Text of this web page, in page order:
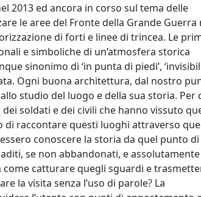
2013 ed ancora in corso sul tema delle
le aree del Fronte della Grande Guerra
di forti e linee di trincea. Le
e simboliche di un’atmosfera storica
sinonimo di ‘in punta di piedi’,
Ogni buona architettura, dal nostro
studio del luogo e della sua storia. Per
soldati e dei civili che hanno vissuto
di raccontare questi luoghi attraverso
conoscere la storia da quel punto di
se non abbandonati, e assolutamente
catturare quegli sguardi e
la visita senza l’uso di parole? La